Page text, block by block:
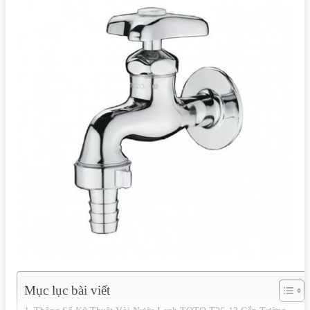
Mục lục bài viết